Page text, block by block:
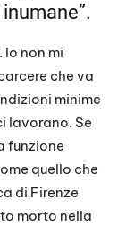
non mi
che va
minime
lavorano. Se
funzione
quello che
di Firenze
morto nella